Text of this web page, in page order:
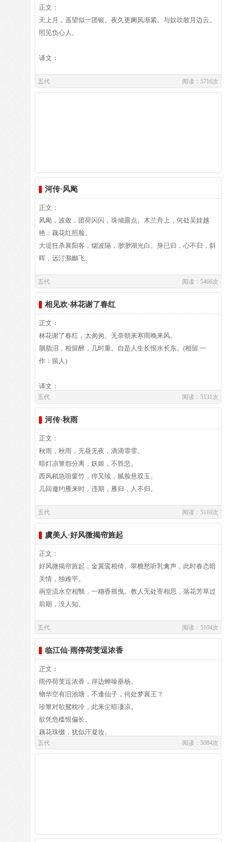
存八十四首，风格与“花间”的浮艳、绮靡有所不同。刘毓盘辑
入《唐五代宋辽金元名家词集六十种》中，又有王国维缉《孙
中丞词》一卷。
作者介绍：
约后唐明宗天成中前后在世前蜀王建通正时，（公元九一六
孟知祥，累官至太尉。性好诙谐，仁前蜀时，见武官多拳勇之
夫，遂作武举谍以讥刺他们，一时传笑。敻工词，作风间似温
正文：
天上月，遥望似一团银。夜久更阑风渐紧。与奴吹散月边云。
照见负心人。
译文：
①更阑：更残，即夜深。
②奴：古代女子的谦称。
③负：原误作“附”，王国维校改。
参考资料：
1、 夏承焘，盛静霞．唐宋词选讲：中国青年出版社,，
2011.12.
作者介绍：
五代 阅读：5716次
河传·风飐
正文：
风飐，波敛，团荷闪闪，珠倾露点。木兰舟上，何处吴娃越
艳：藕花红照脸。
大堤狂杀襄阳客，烟波隔，渺渺湖光白。身已归，心不归，斜
晖，远汀鸂鶒飞。
译文：
译文及注释：
作者介绍：
生在陵州贵平（今属四川省仁寿县东北的向家乡贵坪村）。仕
南平三世，累官荆南节度副使、朝议郎、检校秘书少监，试御
史中丞。入宋，为黄州刺史。太祖乾德六年卒。《宋史》卷四
八三、《十国春秋》卷一○二有传。孙光宪“性嗜经籍，聚书凡
数千卷。或手自钞写，孜孜校雠，老而不废”。著有《北梦琐
言》、《荆台集》、《橘斋集》等，仅《北梦琐言》传世。词
存八十四首，风格与“花间”的浮艳、绮靡有所不同。刘毓盘辑
入《唐五代宋辽金元名家词集六十种》中，又有王国维缉《孙
中丞词》一卷。
五代 阅读：5466次
相见欢·林花谢了春红
正文：
林花谢了春红，太匆匆。无奈朝来寒雨晚来风。
胭脂泪，相留醉，几时重。自是人生长恨水长东。(相留 一
作：留人)
译文：
译文及注释：
译文
树林间的红花已经凋谢，花开花落，才有几时，实在是去得太
匆忙了。也是无可奈何啊，花儿怎么能经得起那凄风寒雨昼夜
摧残呢？
飘落遍地的红花，被雨水淋过，像是美人双颊上的胭脂在和着
再重逢呢？人生从来就是令人怨恨的事情太多，就像那东逝的
江水，不休不止，永无尽头。
注释
⑴相见欢：原为唐教坊曲名，后用为词牌名。又名“乌夜
啼”“秋夜月”“上西楼”。三十六字，上片三平韵，下片两仄韵
两平韵。
⑵谢：凋谢。
⑶无奈朝来寒雨：一作“常恨朝来寒重”。
颊时沾上胭脂的红色，故云。在这里，胭脂是指林花着雨的鲜
艳颜色，指代美好的花。
⑸相留醉：一本作“留人醉”。
⑹几时重：何时再度相会。
1、 陆林编注 ．宋词 ．北京 ：北京师范大学出版社 ，1992年
11月版 ：第1-2页 ．
作者介绍：
李煜,李煜，五代十国时南唐国君，961年-975年在位，字重
光，初名从嘉，号钟隐、莲峰居士。汉族，彭城（今江苏徐
啼》等词。在政治上失败的李煜，却在词坛上留下了不朽的篇
五代 阅读：5131次
河传·秋雨
正文：
秋雨，秋雨，无昼无夜，滴滴霏霏。
暗灯凉簟怨分离，妖姬，不胜悲。
西风稍急喧窗竹，停又续，腻脸悬双玉。
几回邀约雁来时，违期，雁归，人不归。
译文：
译文及注释：
译文
秋雨不停地下啊！秋雨不停地下啊！不分昼夜，不停飘洒。昏
暗的灯光下，她躺在冰冷的席垫上怨恨着和情人的分离，美丽
的姑娘禁不住这样的悲哀。
着脂粉的脸上悬挂着两行泪水。本来很多次都约定好，每年秋
天大雁归来的时候就能相见，而对方却又一次次地违期，眼看
大雁归来了，人却没有归来。
注释
无昼无夜：不分昼夜的意思。
霏：飘扬。
簟（diàn）：竹席，席垫。
妖姬：美丽的姑娘。姬，美女。《吴越春秋》卷三：“于是庄
王弃其秦姬越女，罢钟鼓之乐。”
稍：逐渐，渐渐。
喧窗竹：使窗前竹枝发响。
五代 阅读：5110次
虞美人·好风微揭帘旌起
正文：
好风微揭帘旌起，金翼鸾相倚。翠檐愁听乳禽声，此时春态暗
关情，独难平。
画堂流水空相翳，一穗香摇曳。教人无处寄相思，落花芳草过
前期，没人知。
译文：
译文及注释：
作者介绍：
孙光宪,孙光宪（901-968），字孟文，自号葆光子，属鸡，出
生在陵州贵平（今属四川省仁寿县东北的向家乡贵坪村）。仕
南平三世，累官荆南节度副使、朝议郎、检校秘书少监，试御
史中丞。入宋，为黄州刺史。太祖乾德六年卒。《宋史》卷四
五代 阅读：5104次
临江仙·雨停荷芰逗浓香
正文：
雨停荷芰逗浓香，岸边蝉噪垂杨。
物华空有旧池塘，不逢仙子，何处梦襄王？
珍簟对欹鸳枕冷，此来尘暗凄凉。
欲凭危槛恨偏长。
藕花珠缀，犹似汗凝妆。
在鸣叫。旧处的池塘空有美好的景物，没有遇见神女，楚襄王
五代 阅读：5084次